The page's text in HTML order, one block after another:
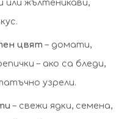
или жълтеникави,
цвят – домати,
– ако са бледи,
узрели.
– свежи ядки, семена,